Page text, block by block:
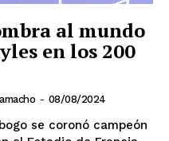
al mundo
en los 200
- 08/08/2024
se coronó campeón